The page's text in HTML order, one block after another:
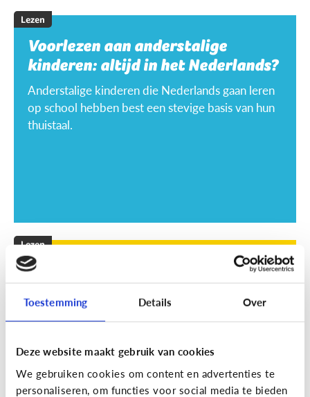
Toestemming Details Over
Deze website maakt gebruik van cookies
We gebruiken cookies om content en advertenties te
personaliseren, om functies voor social media te bieden
Lezen
Voorlezen aan anderstalige
kinderen: altijd in het Nederlands?
Anderstalige kinderen die Nederlands gaan leren
op school hebben best een stevige basis van hun
thuistaal.
Lezen
Mijn kind leest niet graag, wat kan
ik doen?